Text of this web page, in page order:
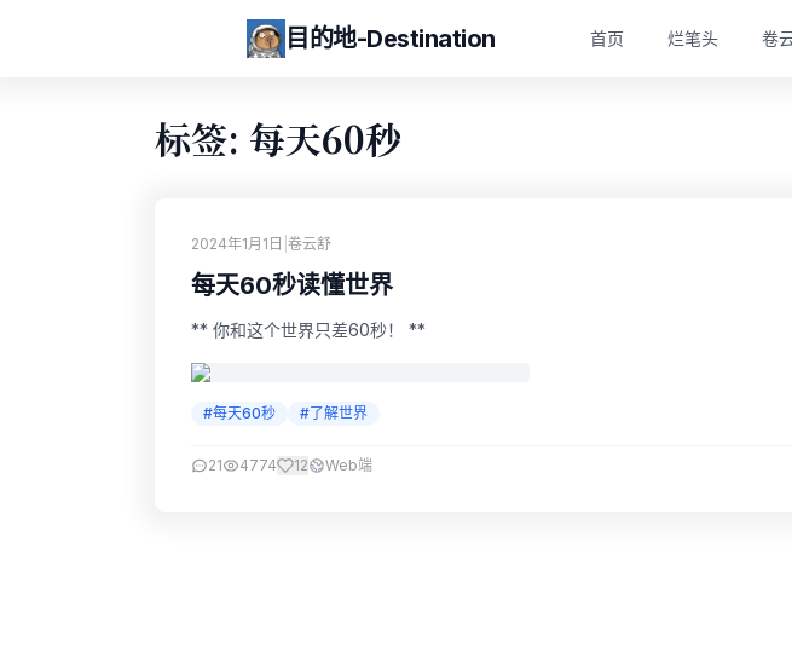
目的地-Destination 首页 烂笔头 卷
标签: 每天60秒
2024年1月1日 卷云舒
每天60秒读懂世界
** 你和这个世界只差60秒！ **
#每天60秒 #了解世界
21 4774 12 Web端